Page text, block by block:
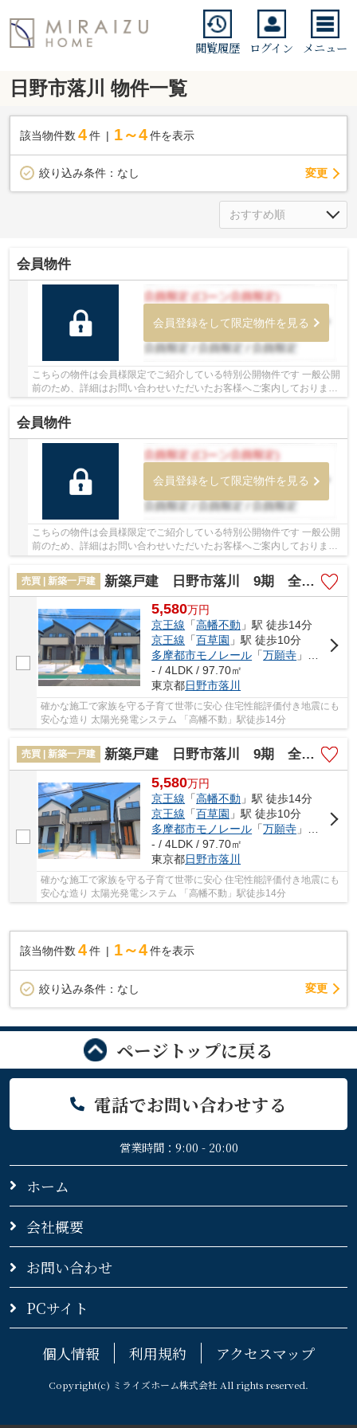
閲覧履歴 ログイン メニュー
日野市落川 物件一覧
該当物件数 4件 1～4 件を表示
絞り込み条件： なし 変更
会員物件
会員登録をして限定物件を見る
こちらの物件は会員様限定でご紹介している特別公開物件です 一般公開
前のため、詳細はお問い合わせいただいたお客様へご案内しております
少しでもご興味をお持ちの方は、お早めにお...
会員物件
会員登録をして限定物件を見る
こちらの物件は会員様限定でご紹介している特別公開物件です 一般公開
前のため、詳細はお問い合わせいただいたお客様へご案内しております
少しでもご興味をお持ちの方は、お早めにお...
売買 | 新築一戸建
新築戸建 日野市落川 9期 全6棟
5,580万円
京王線 「高幡不動 」駅 徒歩14分
京王線 「百草園 」駅 徒歩10分
多摩都市モノレール 「万願寺 」駅 徒歩22分
- / 4LDK / 97.70㎡
東京都日野市落川
確かな施工で家族を守る子育て世帯に安心 住宅性能評価付き地震にも
安心な造り 太陽光発電システム 「高幡不動」駅徒歩14分
売買 | 新築一戸建 新築戸建 日野市落川 9期 全6棟
5,580万円
京王線 「高幡不動 」駅 徒歩14分
京王線 「百草園 」駅 徒歩10分
多摩都市モノレール 「万願寺 」駅 徒歩22分
- / 4LDK / 97.70㎡
東京都日野市落川
確かな施工で家族を守る子育て世帯に安心 住宅性能評価付き地震にも
安心な造り 太陽光発電システム 「高幡不動」駅徒歩14分
該当物件数 4件 1～4 件を表示
絞り込み条件： なし 変更
ページトップに戻る
電話でお問い合わせする
営業時間：9:00 - 20:00
ホーム
会社概要
お問い合わせ
PCサイト
個人情報 利用規約 アクセスマップ
Copyright(c) ミライズホーム株式会社 All rights reserved.